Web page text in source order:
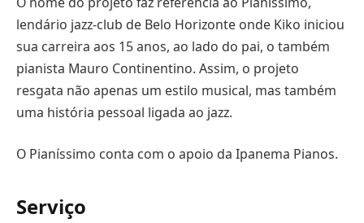
lendário jazz-club de Belo Horizonte onde Kiko iniciou
sua carreira aos 15 anos, ao lado do pai, o também
pianista Mauro Continentino. Assim, o projeto
resgata não apenas um estilo musical, mas também
uma história pessoal ligada ao jazz.
O Pianíssimo conta com o apoio da Ipanema Pianos.
Serviço